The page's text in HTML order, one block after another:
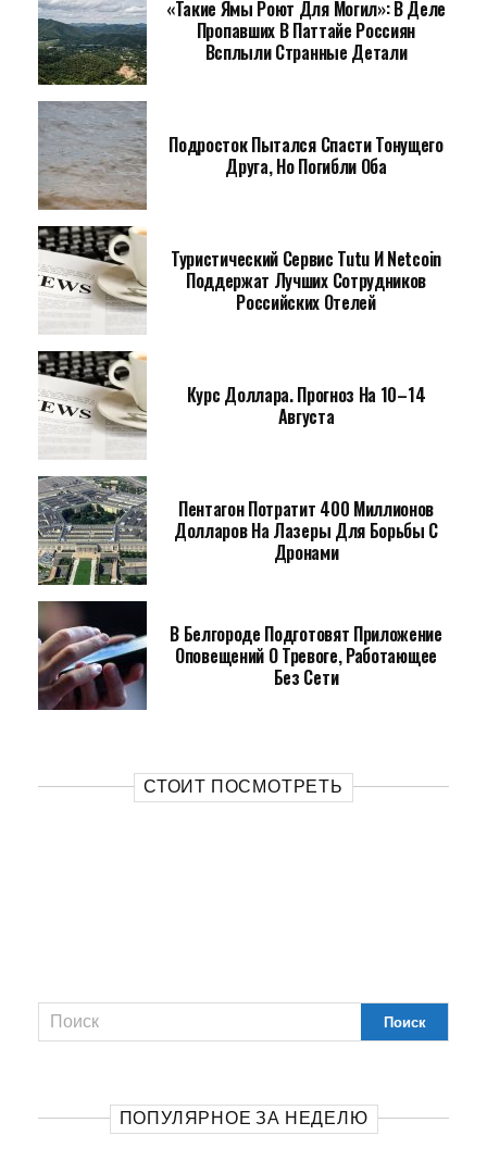
«Такие Ямы Роют Для Могил»: В Деле
Пропавших В Паттайе Россиян
Всплыли Странные Детали
Подросток Пытался Спасти Тонущего
Друга, Но Погибли Оба
Туристический Сервис Tutu И Netcoin
Поддержат Лучших Сотрудников
Российских Отелей
Курс Доллара. Прогноз На 10–14
Августа
Пентагон Потратит 400 Миллионов
Долларов На Лазеры Для Борьбы С
Дронами
В Белгороде Подготовят Приложение
Оповещений О Тревоге, Работающее
Без Сети
СТОИТ ПОСМОТРЕТЬ
ПОПУЛЯРНОЕ ЗА НЕДЕЛЮ